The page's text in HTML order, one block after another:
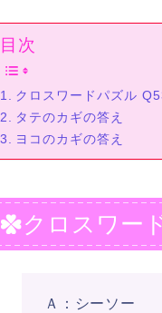
目次
クロスワードパズル
タテのカギの答え
ヨコのカギの答え
クロスワー
Ａ：シーソー